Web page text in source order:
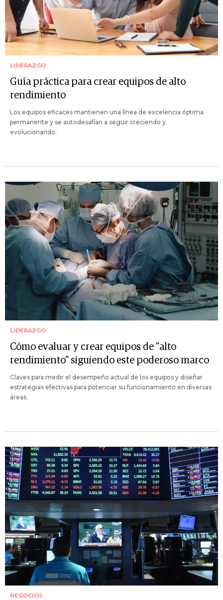
LIDERAZGO
Guía práctica para crear equipos de alto
rendimiento
Los equipos eficaces mantienen una línea de excelencia óptima
permanente y se autodesafían a seguir creciendo y
evolucionando.
LIDERAZGO
Cómo evaluar y crear equipos de "alto
rendimiento" siguiendo este poderoso marco
Claves para medir el desempeño actual de los equipos y diseñar
estrategias efectivas para potenciar su funcionamiento en diversas
áreas.
NEGOCIOS